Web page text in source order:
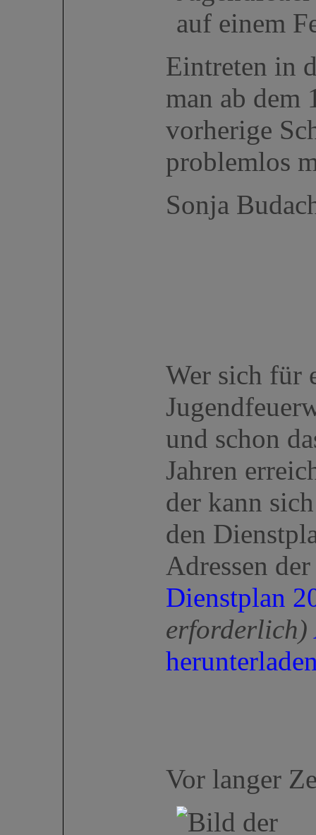
Eintreten in
man ab dem
vorherige
problemlos
Sonja
Wer sich für
und schon
Jahren
der kann
den
Adressen
Dienstplan
erforderlich)
Vor langer